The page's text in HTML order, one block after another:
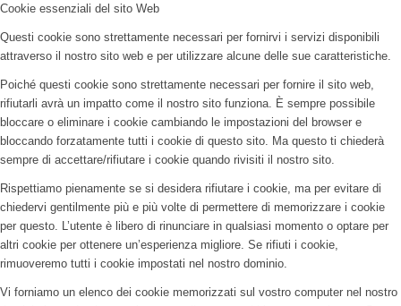
Cookie essenziali del sito Web
Questi cookie sono strettamente necessari per fornirvi i servizi disponibili
attraverso il nostro sito web e per utilizzare alcune delle sue caratteristiche.
Poiché questi cookie sono strettamente necessari per fornire il sito web,
rifiutarli avrà un impatto come il nostro sito funziona. È sempre possibile
bloccare o eliminare i cookie cambiando le impostazioni del browser e
bloccando forzatamente tutti i cookie di questo sito. Ma questo ti chiederà
sempre di accettare/rifiutare i cookie quando rivisiti il nostro sito.
Rispettiamo pienamente se si desidera rifiutare i cookie, ma per evitare di
chiedervi gentilmente più e più volte di permettere di memorizzare i cookie
per questo. L’utente è libero di rinunciare in qualsiasi momento o optare per
altri cookie per ottenere un’esperienza migliore. Se rifiuti i cookie,
rimuoveremo tutti i cookie impostati nel nostro dominio.
Vi forniamo un elenco dei cookie memorizzati sul vostro computer nel nostro